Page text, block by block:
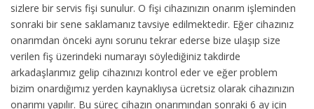
sizlere bir servis fişi sunulur. O fişi cihazınızın onarım işleminden
sonraki bir sene saklamanız tavsiye edilmektedir. Eğer cihazınız
onarımdan önceki aynı sorunu tekrar ederse bize ulaşıp size
verilen fiş üzerindeki numarayı söylediğiniz takdirde
arkadaşlarımız gelip cihazınızı kontrol eder ve eğer problem
bizim onardığımız yerden kaynaklıysa ücretsiz olarak cihazınızın
onarımı yapılır. Bu süreç cihazın onarımından sonraki 6 ay için